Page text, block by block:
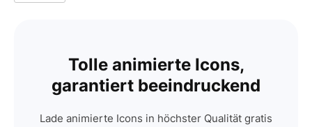
Tolle animierte Icons,
garantiert beeindruckend
Lade animierte Icons in höchster Qualität gratis